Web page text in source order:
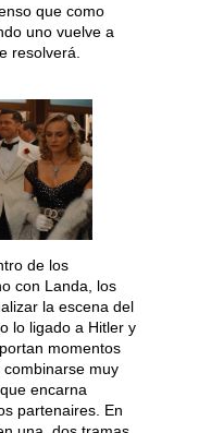
que como
uno vuelve a
resolverá.
de los
con Landa, los
la escena del
lo ligado a Hitler y
momentos
muy
encarna
partenaires. En